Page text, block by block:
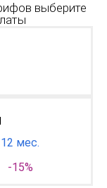
выберите
12 мес.
-15%